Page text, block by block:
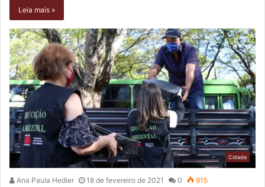
Leia mais »
Cidade
Ana Paula Hedler 18 de fevereiro de 2021 0 915